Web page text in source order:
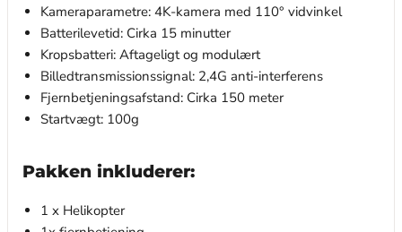
Kameraparametre: 4K-kamera med 110° vidvinkel
Batterilevetid: Cirka 15 minutter
Kropsbatteri: Aftageligt og modulært
Billedtransmissionssignal: 2,4G anti-interferens
Fjernbetjeningsafstand: Cirka 150 meter
Startvægt: 100g
Pakken inkluderer:
1 x Helikopter